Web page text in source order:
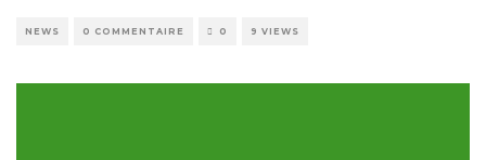
NEWS 0 COMMENTAIRE 0 9 VIEWS